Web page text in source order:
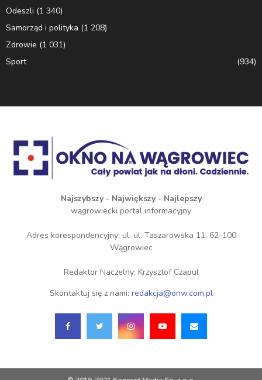
Odeszli (1 340)
Samorząd i polityka (1 208)
Zdrowie (1 031)
Sport
(934)
Najszybszy - Największy - Najlepszy
wągrowiecki portal informacyjny
Adres korespondencyjny: ul. ul. Taszarowska 11, 62-100
Wągrowiec
Redaktor Naczelny: Krzysztof Czapul
Skontaktuj się z nami: redakcja@onw.com.pl